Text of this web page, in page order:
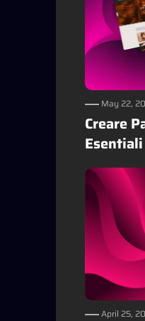
May 22,
Creare
April 25,